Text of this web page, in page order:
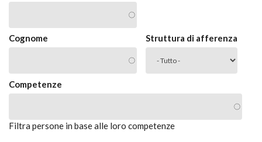
Cognome Struttura di afferenza
Competenze
Filtra persone in base alle loro competenze